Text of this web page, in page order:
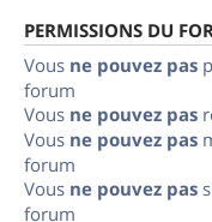
PERMISSIONS DU
Vous ne pouvez pas
forum
Vous ne pouvez pas
Vous ne pouvez pas
forum
Vous ne pouvez pas
forum